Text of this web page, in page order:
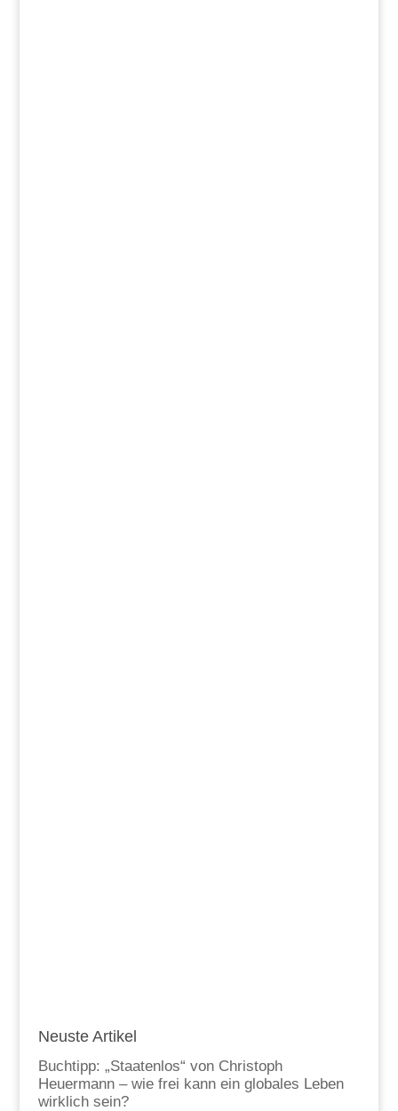
Neuste Artikel
Buchtipp: „Staatenlos“ von Christoph
Heuermann – wie frei kann ein globales Leben
wirklich sein?